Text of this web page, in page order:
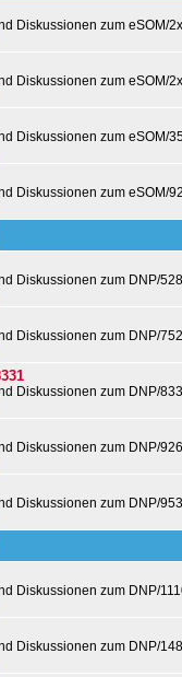
Diskussionen zum eSOM/
Diskussionen zum eSOM/
Diskussionen zum eSOM/
Diskussionen zum eSOM/
Diskussionen zum DNP/
Diskussionen zum DNP/
Diskussionen zum DNP/
Diskussionen zum DNP/
Diskussionen zum DNP/
Diskussionen zum DNP/
Diskussionen zum DNP/